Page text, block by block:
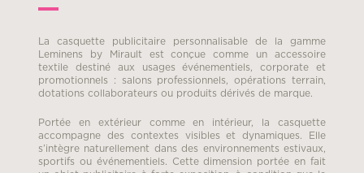
La casquette publicitaire personnalisable de la gamme
Leminens by Mirault est conçue comme un accessoire
textile destiné aux usages événementiels, corporate et
promotionnels : salons professionnels, opérations terrain,
dotations collaborateurs ou produits dérivés de marque.
Portée en extérieur comme en intérieur, la casquette
accompagne des contextes visibles et dynamiques. Elle
s’intègre naturellement dans des environnements estivaux,
sportifs ou événementiels. Cette dimension portée en fait